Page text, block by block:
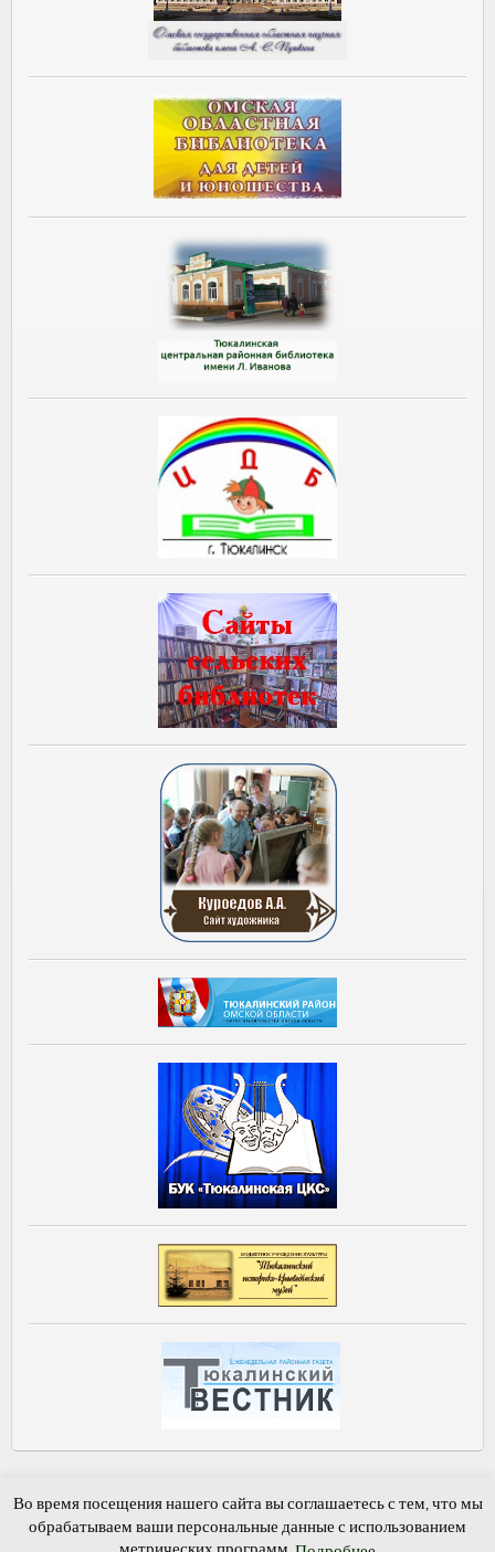
Гостевая книга
Во время посещения нашего сайта вы соглашаетесь с тем, что мы
обрабатываем ваши персональные данные с использованием